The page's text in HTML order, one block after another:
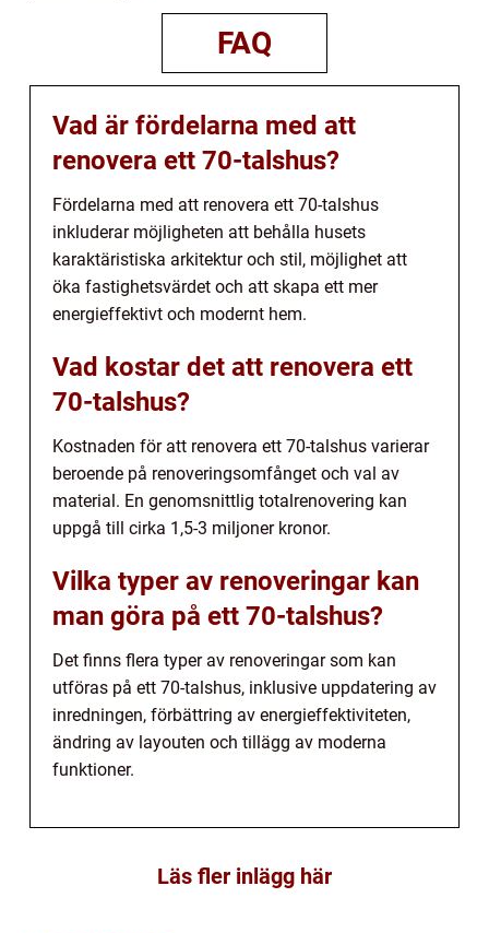
FAQ
Vad är fördelarna med att
renovera ett 70-talshus?
Fördelarna med att renovera ett 70-talshus
inkluderar möjligheten att behålla husets
karaktäristiska arkitektur och stil, möjlighet att
öka fastighetsvärdet och att skapa ett mer
energieffektivt och modernt hem.
Vad kostar det att renovera ett
70-talshus?
Kostnaden för att renovera ett 70-talshus varierar
beroende på renoveringsomfånget och val av
material. En genomsnittlig totalrenovering kan
uppgå till cirka 1,5-3 miljoner kronor.
Vilka typer av renoveringar kan
man göra på ett 70-talshus?
Det finns flera typer av renoveringar som kan
utföras på ett 70-talshus, inklusive uppdatering av
inredningen, förbättring av energieffektiviteten,
ändring av layouten och tillägg av moderna
funktioner.
Läs fler inlägg här